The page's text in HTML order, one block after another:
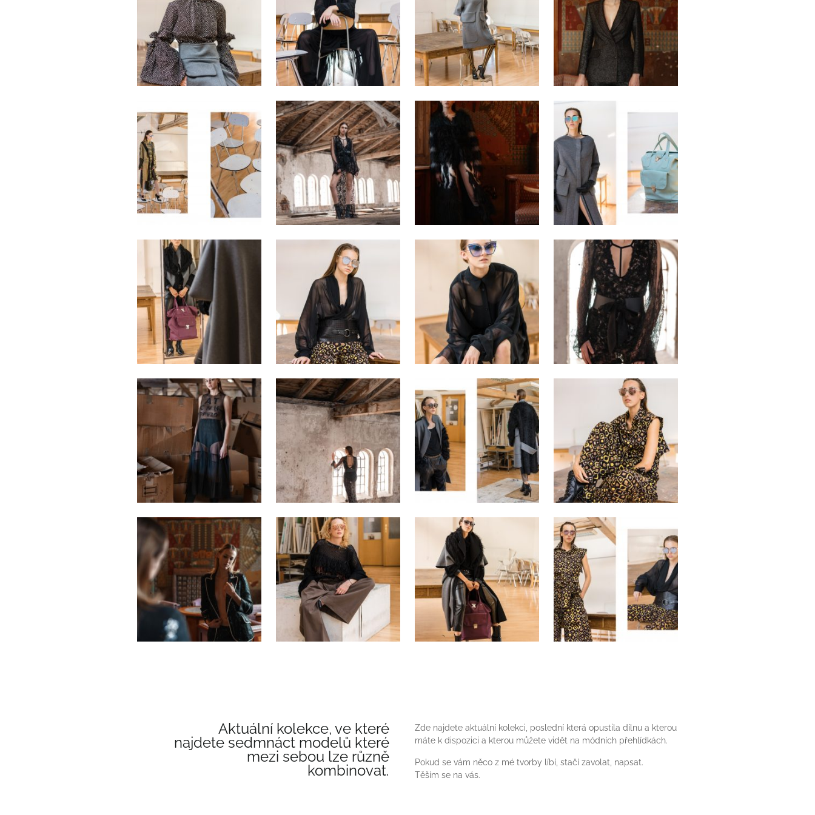
Aktuální kolekce, ve které
najdete sedmnáct modelů které
mezi sebou lze různě
kombinovat.
Zde najdete aktuální kolekci, poslední která opustila dílnu a kterou
máte k dispozici a kterou můžete vidět na módních přehlídkách.
Pokud se vám něco z mé tvorby líbí, stačí zavolat, napsat.
Těším se na vás.